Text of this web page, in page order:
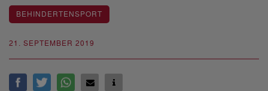
21. SEPTEMBER 2019
BEHINDERTENSPORT